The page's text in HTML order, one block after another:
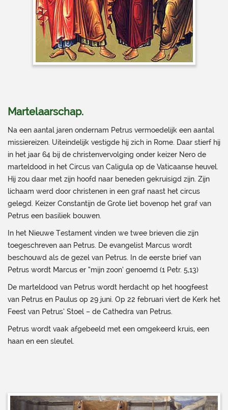
Martelaarschap.
Na een aantal jaren ondernam Petrus vermoedelijk een aantal
missiereizen. Uiteindelijk vestigde hij zich in Rome. Daar stierf hij
in het jaar 64 bij de christenvervolging onder keizer Nero de
marteldood in het Circus van Caligula op de Vaticaanse heuvel.
Hij zou daar met zijn hoofd naar beneden gekruisigd zijn. Zijn
lichaam werd door christenen in een graf naast het circus
gelegd. Keizer Constantijn de Grote liet bovenop het graf van
Petrus een basiliek bouwen.
In het Nieuwe Testament vinden we twee brieven die zijn
toegeschreven aan Petrus. De evangelist Marcus wordt
beschouwd als de gezel van Petrus. In de eerste brief van
Petrus wordt Marcus er “mijn zoon’ genoemd (1 Petr. 5,13)
De marteldood van Petrus wordt herdacht op het hoogfeest
van Petrus en Paulus op 29 juni. Op 22 februari viert de Kerk het
Feest van Petrus’ Stoel – de Cathedra van Petrus.
Petrus wordt vaak afgebeeld met een omgekeerd kruis, een
haan en een sleutel.